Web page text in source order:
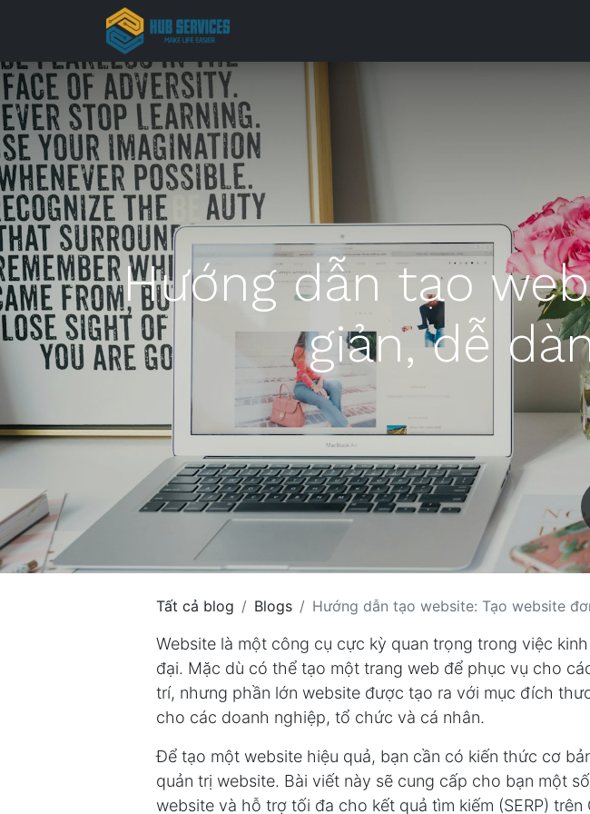
Hướng dẫn tạo
giản, dễ
Tất cả blog Blogs Hướng dẫn tạo website: Tạo website
Website là một công cụ cực kỳ quan trọng trong việc
đại. Mặc dù có thể tạo một trang web để phục vụ cho
trí, nhưng phần lớn website được tạo ra với mục đích
cho các doanh nghiệp, tổ chức và cá nhân.
Để tạo một website hiệu quả, bạn cần có kiến ​​thức cơ
quản trị website. Bài viết này sẽ cung cấp cho bạn một
website và hỗ trợ tối đa cho kết quả tìm kiếm (SERP) trên